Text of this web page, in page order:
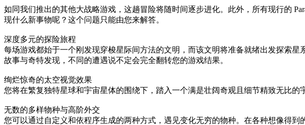
如同我们推出的其他大战略游戏，这趟冒险将随时间逐步进化。此外，所有现行的
现什么新事物呢？这个问题只能由您来解答。
深度多元的探险旅程
每场游戏都始于一个刚发现穿梭星际间方法的文明，而该文明将准备就绪出发探索
故事与奇特发现，不同的遭遇说不定会完全翻转您的游戏结果。
绚烂惊奇的太空视觉效果
您将在繁复独特星球和宇宙星体的围绕下，踏入一个满是壮阔奇观且细节精致无比的
无数的多样物种与高阶外交
您可以通过自定义和依程序生成的两种方式，遇见变化无穷的物种。在各种想像得